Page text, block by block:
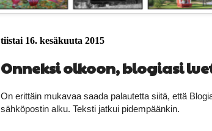
tiistai 16. kesäkuuta 2015
Onneksi olkoon, blogiasi
On erittäin mukavaa saada palautetta siitä, että
sähköpostin alku. Teksti jatkui pidempäänkin.